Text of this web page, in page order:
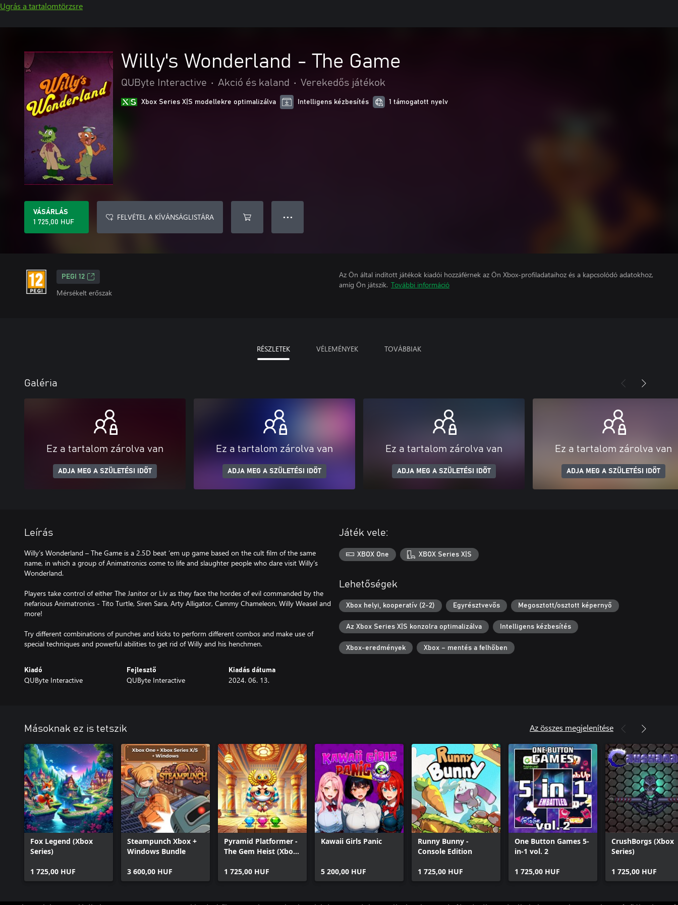
Ugrás a tartalomtörzsre
Willy's Wonderland - The Game
QUByte Interactive • Akció és kaland • Verekedős játékok
Xbox Series X|S modellekre optimalizálva Intelligens kézbesítés 1 támogatott nyelv
VÁSÁRLÁS
1 725,00 HUF
FELVÉTEL A KÍVÁNSÁGLISTÁRA ● ● ●
PEGI 12
Mérsékelt erőszak
Az Ön által indított játékok kiadói hozzáférnek az Ön Xbox-profiladataihoz és a kapcsolódó adatokhoz,
amíg Ön játszik. További információ
RÉSZLETEK VÉLEMÉNYEK TOVÁBBIAK
Galéria
Ez a tartalom zárolva van
ADJA MEG A SZÜLETÉSI IDŐT
Ez a tartalom zárolva van
ADJA MEG A SZÜLETÉSI IDŐT
Ez a tartalom zárolva van
ADJA MEG A SZÜLETÉSI IDŐT
Ez a tartalom zárolva van
ADJA MEG A SZÜLETÉSI IDŐT
Leírás
Willy’s Wonderland – The Game is a 2.5D beat ‘em up game based on the cult film of the same
name, in which a group of Animatronics come to life and slaughter people who dare visit Willy’s
Wonderland.
Players take control of either The Janitor or Liv as they face the hordes of evil commanded by the
nefarious Animatronics - Tito Turtle, Siren Sara, Arty Alligator, Cammy Chameleon, Willy Weasel and
more!
Try different combinations of punches and kicks to perform different combos and make use of
special techniques and powerful abilities to get rid of Willy and his henchmen.
Kiadó
QUByte Interactive
Fejlesztő
QUByte Interactive
Kiadás dátuma
2024. 06. 13.
Játék vele:
XBOX One XBOX Series X|S
Lehetőségek
Xbox helyi, kooperatív (2-2) Egyrésztvevős Megosztott/osztott képernyő
Az Xbox Series X|S konzolra optimalizálva Intelligens kézbesítés
Xbox-eredmények Xbox – mentés a felhőben
Másoknak ez is tetszik Az összes megjelenítése
Fox Legend (Xbox
Series)
1 725,00 HUF
Steampunch Xbox +
Windows Bundle
3 600,00 HUF
Pyramid Platformer -
The Gem Heist (Xbox
1 725,00 HUF
Kawaii Girls Panic
5 200,00 HUF
Runny Bunny -
Console Edition
1 725,00 HUF
One Button Games 5-
in-1 vol. 2
1 725,00 HUF
CrushBorgs (Xbox
Series)
1 725,00 HUF